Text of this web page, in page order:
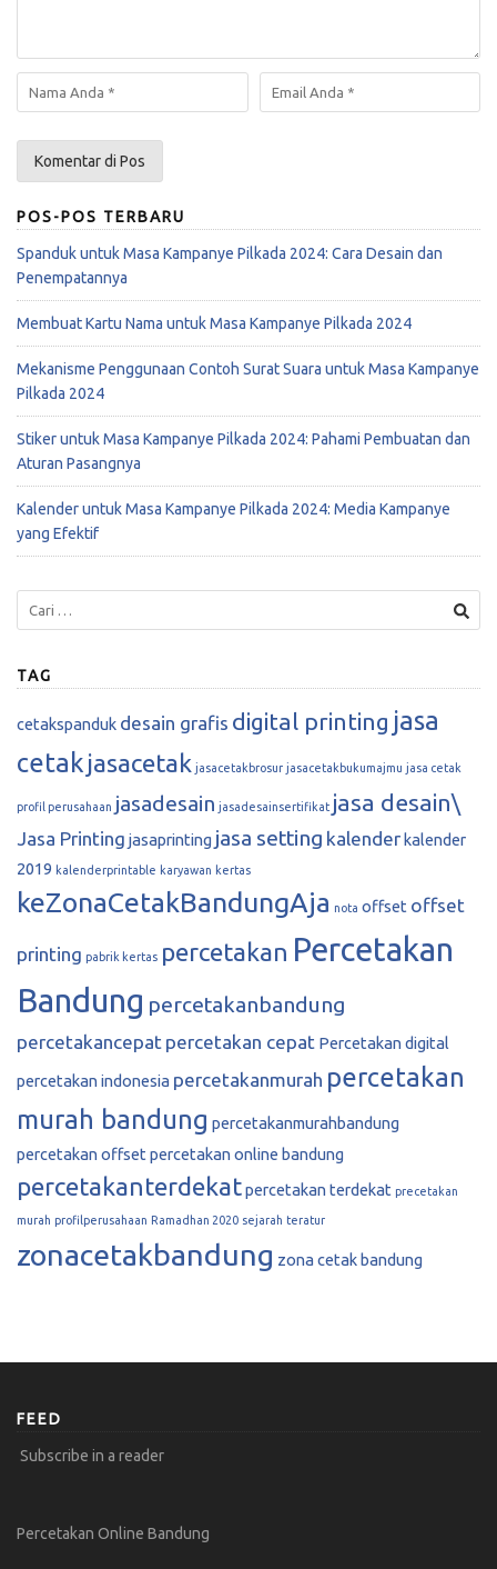
POS-POS TERBARU
Spanduk untuk Masa Kampanye Pilkada 2024: Cara Desain dan
Penempatannya
Membuat Kartu Nama untuk Masa Kampanye Pilkada 2024
Mekanisme Penggunaan Contoh Surat Suara untuk Masa Kampanye
Pilkada 2024
Stiker untuk Masa Kampanye Pilkada 2024: Pahami Pembuatan dan
Aturan Pasangnya
Kalender untuk Masa Kampanye Pilkada 2024: Media Kampanye
yang Efektif
TAG
cetakspanduk desain grafis digital printing jasa
cetak jasacetak jasacetakbrosur jasacetakbukumajmu jasa cetak
profil perusahaan jasadesain jasadesainsertifikat jasa desain\
Jasa Printing jasaprinting jasa setting kalender kalender
2019 kalenderprintable karyawan kertas
keZonaCetakBandungAja nota offset offset
printing pabrik kertas percetakan Percetakan
Bandung percetakanbandung
percetakancepat percetakan cepat Percetakan digital
percetakan indonesia percetakanmurah percetakan
murah bandung percetakanmurahbandung
percetakan offset percetakan online bandung
percetakanterdekatpercetakan terdekat precetakan
murah profilperusahaan Ramadhan 2020 sejarah teratur
zonacetakbandung zona cetak bandung
FEED
Subscribe in a reader
Percetakan Online Bandung